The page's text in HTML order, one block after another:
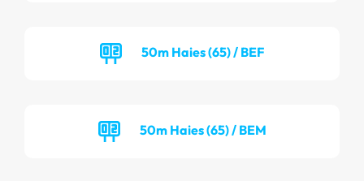
50m Haies (65) / BEF
50m Haies (65) / BEM